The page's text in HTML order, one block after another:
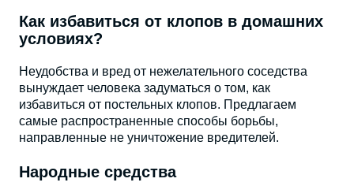
Как избавиться от клопов в домашних
условиях?
Неудобства и вред от нежелательного соседства
вынуждает человека задуматься о том, как
избавиться от постельных клопов. Предлагаем
самые распространенные способы борьбы,
направленные не уничтожение вредителей.
Народные средства